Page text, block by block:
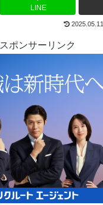
LINE
2025.05.11
スポンサーリンク